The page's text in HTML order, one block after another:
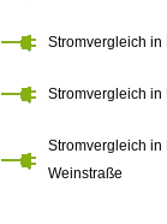
Stromvergleich in
Stromvergleich in
Stromvergleich in
Weinstraße